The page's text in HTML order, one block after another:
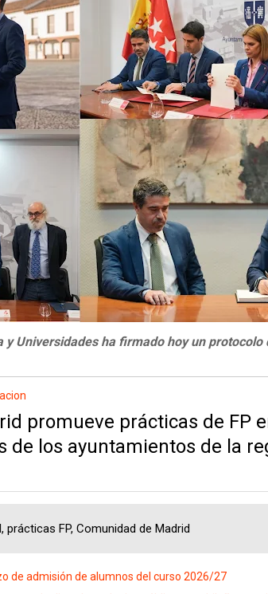
y Universidades ha firmado hoy un protocolo
promueve prácticas de FP
de los ayuntamientos de la
FP, Comunidad de Madrid
de admisión de alumnos del curso 2026/27